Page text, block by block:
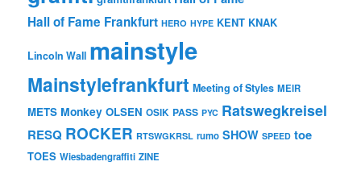
Hall of Fame Frankfurt HERO HYPE KENT KNAK
Lincoln Wall mainstyle
Mainstylefrankfurt Meeting of Styles MEIR
METS Monkey OLSEN OSIK PASS PYC Ratswegkreisel
RESQ ROCKER RTSWGKRSL rumo SHOW SPEED toe
TOES Wiesbadengraffiti ZINE